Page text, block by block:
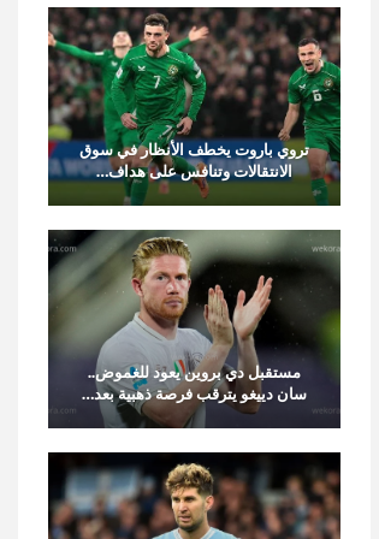
تروي باروت يخطف الأنظار في سوق
الانتقالات وتنافس على هداف…
مستقبل دي بروين يعود للغموض..
سان دييغو يترقب فرصة ذهبية بعد…